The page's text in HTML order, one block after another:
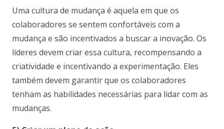
Uma cultura de mudança é aquela em que os
colaboradores se sentem confortáveis com a
mudança e são incentivados a buscar a inovação. Os
líderes devem criar essa cultura, recompensando a
criatividade e incentivando a experimentação. Eles
também devem garantir que os colaboradores
tenham as habilidades necessárias para lidar com as
mudanças.